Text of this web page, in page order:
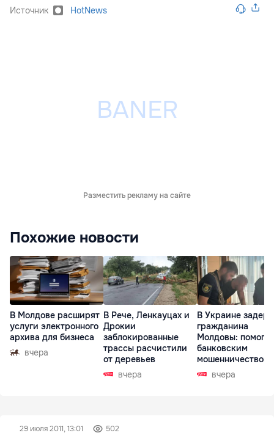
Источник HotNews
Разместить рекламу на сайте
Похожие новости
В Молдове расширят
услуги электронного
архива для бизнеса
вчера
В Рече, Ленкауцах и
Дрокии
заблокированные
трассы расчистили
от деревьев
вчера
В Украине
гражданина
Молдовы:
банковским
мошенничеством
Чехиивчера
29 июля 2011, 13:01 502